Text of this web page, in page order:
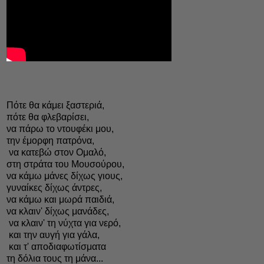
Πότε θα κάμει ξαστεριά,
πότε θα φλεβαρίσει,
να πάρω το ντουφέκι μου,
την έμορφη πατρόνα,
να κατεβώ στον Ομαλό,
στη στράτα του Μουσούρου,
να κάμω μάνες δίχως γιους,
γυναίκες δίχως άντρες,
να κάμω και μωρά παιδιά,
να κλαιν' δίχως μανάδες,
να κλαιν' τη νύχτα για νερό,
και την αυγή για γάλα,
και τ' αποδιαφωτίσματα
τη δόλια τους τη μάνα...